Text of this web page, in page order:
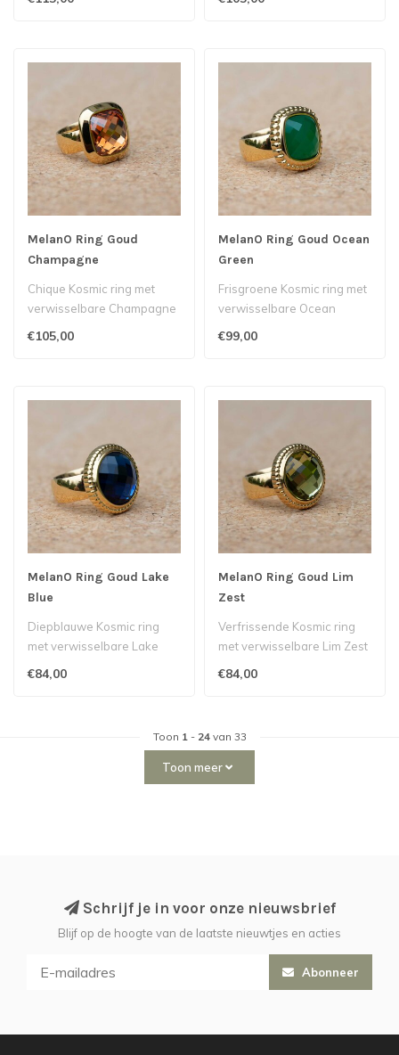
MelanO Ring Goud
Champagne
Chique Kosmic ring met
verwisselbare Champagne
€105,00
MelanO Ring Goud Ocean
Green
Frisgroene Kosmic ring met
verwisselbare Ocean
€99,00
MelanO Ring Goud Lake
Blue
Diepblauwe Kosmic ring
met verwisselbare Lake
€84,00
MelanO Ring Goud Lim
Zest
Verfrissende Kosmic ring
met verwisselbare Lim Zest
€84,00
Toon 1- 24van 33
Toon meer
Schrijf je in voor onze nieuwsbrief
Blijf op de hoogte van de laatste nieuwtjes en acties
Abonneer